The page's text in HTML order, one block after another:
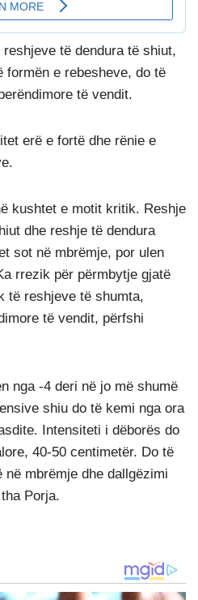
të dendura të shiut,
formën e rebesheve, do të
të vendit.
erë e fortë dhe rënie e
kushtet e motit kritik. Reshje
dhe reshje të dendura
sot në mbrëmje, por ulen
rrezik për përmbytje gjatë
të reshjeve të shumta,
të vendit, përfshi
nga -4 deri në jo më shumë
shiu do të kemi nga ora
Intensiteti i dëborës do
40-50 centimetër. Do të
në mbrëmje dhe dallgëzimi
Porja.